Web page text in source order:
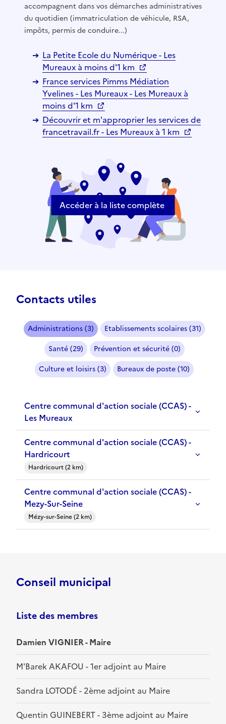
accompagnent dans vos démarches administratives
du quotidien (immatriculation de véhicule, RSA,
impôts, permis de conduire...)
La Petite Ecole du Numérique - Les
Mureaux à moins d'1 km
France services Pimms Médiation
Yvelines - Les Mureaux - Les Mureaux à
moins d'1 km
Découvrir et m'approprier les services de
francetravail.fr - Les Mureaux à 1 km
Accéder à la liste complète
Contacts utiles
Administrations (3)
Etablissements scolaires (31)
Santé (29)
Prévention et sécurité (0)
Culture et loisirs (3)
Bureaux de poste (10)
Centre communal d'action sociale (CCAS) -
Les Mureaux
Centre communal d'action sociale (CCAS) -
Hardricourt
Hardricourt (2 km)
Centre communal d'action sociale (CCAS) -
Mezy-Sur-Seine
Mézy-sur-Seine (2 km)
Conseil municipal
Liste des membres
Damien VIGNIER - Maire
M'Barek AKAFOU - 1er adjoint au Maire
Sandra LOTODÉ - 2ème adjoint au Maire
Quentin GUINEBERT - 3ème adjoint au Maire